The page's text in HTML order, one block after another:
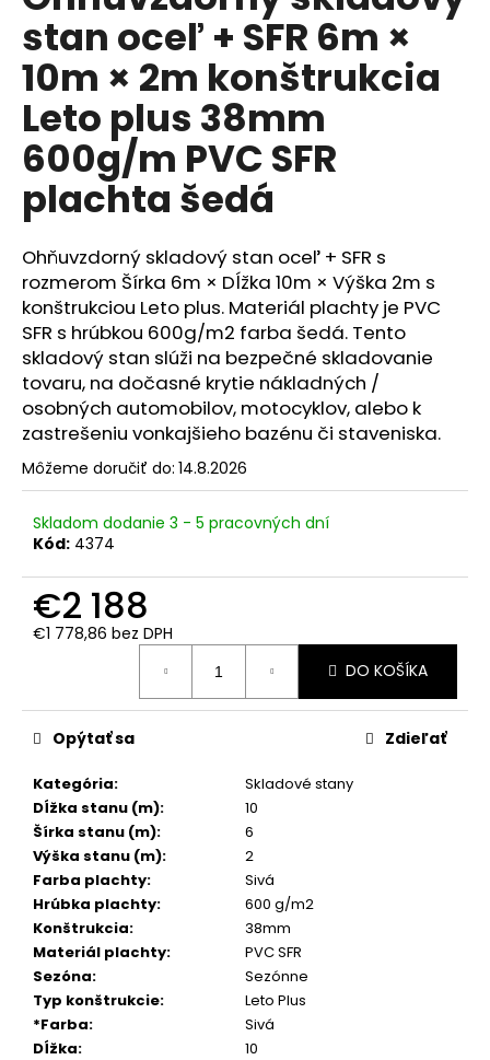
z
5
hviezdičiek.
stan oceľ + SFR 6m ×
10m × 2m konštrukcia
Leto plus 38mm
600g/m PVC SFR
plachta šedá
Ohňuvzdorný skladový stan oceľ + SFR s
rozmerom Šírka 6m × Dĺžka 10m × Výška 2m s
konštrukciou Leto plus. Materiál plachty je PVC
SFR s hrúbkou 600g/m2 farba šedá. Tento
skladový stan slúži na bezpečné skladovanie
tovaru, na dočasné krytie nákladných /
osobných automobilov, motocyklov, alebo k
zastrešeniu vonkajšieho bazénu či staveniska.
Môžeme doručiť do: 14.8.2026
Skladom dodanie 3 - 5 pracovných dní
Kód: 4374
€2 188
€1 778,86 bez DPH
DO KOŠÍKA
Kategória:
Skladové stany
Dĺžka stanu (m):
10
Šírka stanu (m):
6
Výška stanu (m):
2
Farba plachty:
Sivá
Hrúbka plachty:
600 g/m2
Konštrukcia:
38mm
Materiál plachty:
PVC SFR
Sezóna:
Sezónne
Typ konštrukcie:
Leto Plus
*Farba:
Sivá
Dĺžka:
10
Opýtať sa Zdieľať
á
j
s
ť
?
HĽADAŤ
O
d
p
o
r
ú
č
a
m